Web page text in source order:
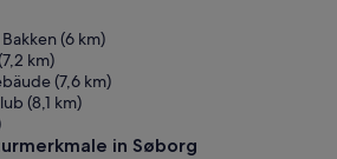
(6 km)
km)
(7,6 km)
(8,1 km)
in Søborg